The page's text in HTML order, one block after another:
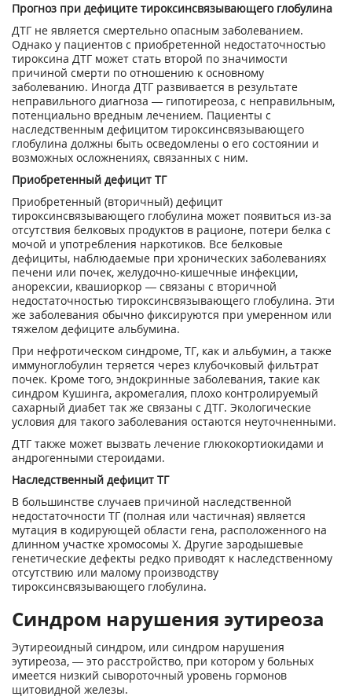
Прогноз при дефиците тироксинсвязывающего глобулина
ДТГ не является смертельно опасным заболеванием.
Однако у пациентов с приобретенной недостаточностью
тироксина ДТГ может стать второй по значимости
причиной смерти по отношению к основному
заболеванию. Иногда ДТГ развивается в результате
неправильного диагноза — гипотиреоза, с неправильным,
потенциально вредным лечением. Пациенты с
наследственным дефицитом тироксинсвязывающего
глобулина должны быть осведомлены о его состоянии и
возможных осложнениях, связанных с ним.
Приобретенный дефицит ТГ
Приобретенный (вторичный) дефицит
тироксинсвязывающего глобулина может появиться из-за
отсутствия белковых продуктов в рационе, потери белка с
мочой и употребления наркотиков. Все белковые
дефициты, наблюдаемые при хронических заболеваниях
печени или почек, желудочно-кишечные инфекции,
анорексии, квашиоркор — связаны с вторичной
недостаточностью тироксинсвязывающего глобулина. Эти
же заболевания обычно фиксируются при умеренном или
тяжелом дефиците альбумина.
При нефротическом синдроме, ТГ, как и альбумин, а также
иммуноглобулин теряется через клубочковый фильтрат
почек. Кроме того, эндокринные заболевания, такие как
синдром Кушинга, акромегалия, плохо контролируемый
сахарный диабет так же связаны с ДТГ. Экологические
условия для такого заболевания остаются неуточненными.
ДТГ также может вызвать лечение глюкокортиокидами и
андрогенными стероидами.
Наследственный дефицит ТГ
В большинстве случаев причиной наследственной
недостаточности ТГ (полная или частичная) является
мутация в кодирующей области гена, расположенного на
длинном участке хромосомы X. Другие зародышевые
генетические дефекты редко приводят к наследственному
отсутствию или малому производству
тироксинсвязывающего глобулина.
Синдром нарушения эутиреоза
Эутиреоидный синдром, или синдром нарушения
эутиреоза, — это расстройство, при котором у больных
имеется низкий сывороточный уровень гормонов
щитовидной железы.